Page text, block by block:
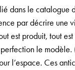
dans le catalogue
par décrire une
est produit, tout
perfection le
l’espace. Ces